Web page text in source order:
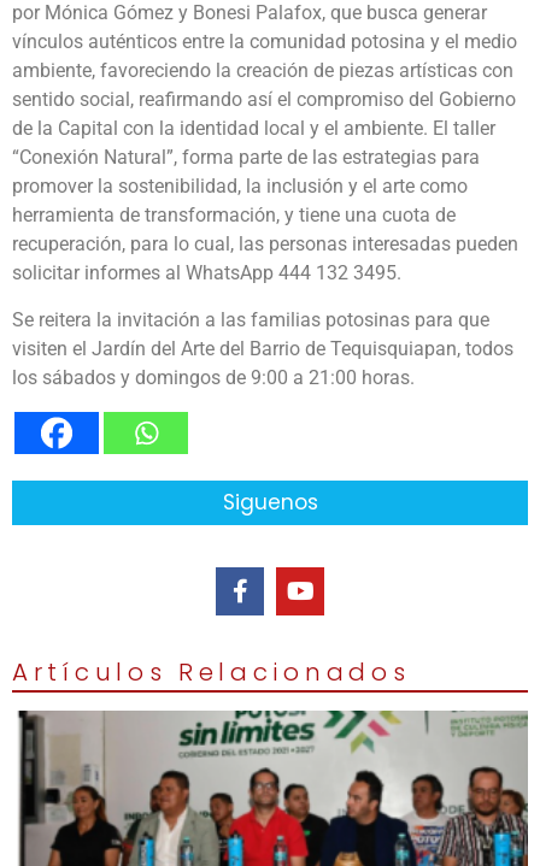
por Mónica Gómez y Bonesi Palafox, que busca generar
vínculos auténticos entre la comunidad potosina y el medio
ambiente, favoreciendo la creación de piezas artísticas con
sentido social, reafirmando así el compromiso del Gobierno
de la Capital con la identidad local y el ambiente. El taller
“Conexión Natural”, forma parte de las estrategias para
promover la sostenibilidad, la inclusión y el arte como
herramienta de transformación, y tiene una cuota de
recuperación, para lo cual, las personas interesadas pueden
solicitar informes al WhatsApp 444 132 3495.
Se reitera la invitación a las familias potosinas para que
visiten el Jardín del Arte del Barrio de Tequisquiapan, todos
los sábados y domingos de 9:00 a 21:00 horas.
Siguenos
Artículos Relacionados